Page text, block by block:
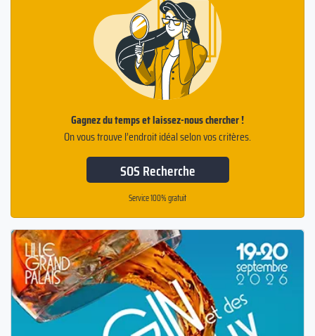
Gagnez du temps et laissez-nous chercher !
On vous trouve l’endroit idéal selon vos critères.
SOS Recherche
Service 100% gratuit